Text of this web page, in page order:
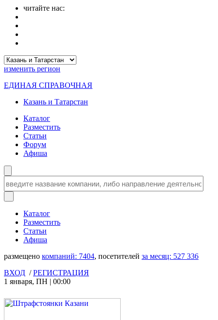
читайте нас:
изменить регион
ЕДИНАЯ СПРАВОЧНАЯ
Казань и Татарстан
Каталог
Разместить
Статьи
Форум
Афиша
Каталог
Разместить
Статьи
Афиша
размещено компаний: 7404, посетителей за месяц: 527 336
ВХОД /РЕГИСТРАЦИЯ
1 января, ПН | 00:00